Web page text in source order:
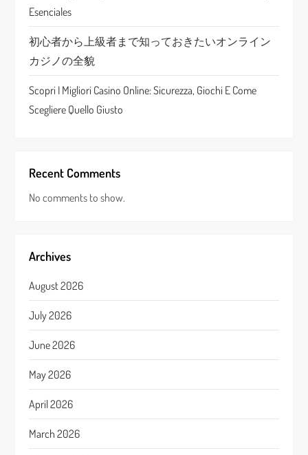
Esenciales
初心者から上級者まで知っておきたいオンライン
カジノの全貌
Scopri I Migliori Casino Online: Sicurezza, Giochi E Come
Scegliere Quello Giusto
Recent Comments
No comments to show.
Archives
August 2026
July 2026
June 2026
May 2026
April 2026
March 2026